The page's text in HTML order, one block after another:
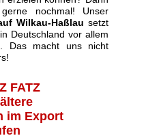
nochmal! Unser
Wilkau-Haßlau setzt
Deutschland vor allem
Das macht uns nicht
FATZ
im Export